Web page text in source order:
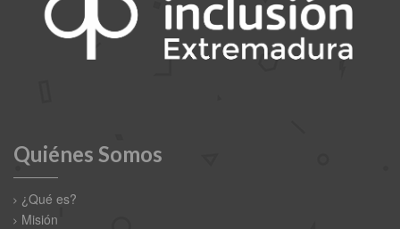
Quiénes Somos
¿Qué es?
Misión